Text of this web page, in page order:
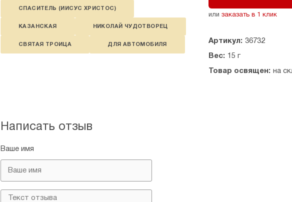
СПАСИТЕЛЬ (ИИСУС ХРИСТОС)
КАЗАНСКАЯ НИКОЛАЙ ЧУДОТВОРЕЦ
СВЯТАЯ ТРОИЦА ДЛЯ АВТОМОБИЛЯ
или заказать в 1 клик
Артикул: 36732
Вес: 15 г
Товар освящен: на
Написать отзыв
Ваше имя